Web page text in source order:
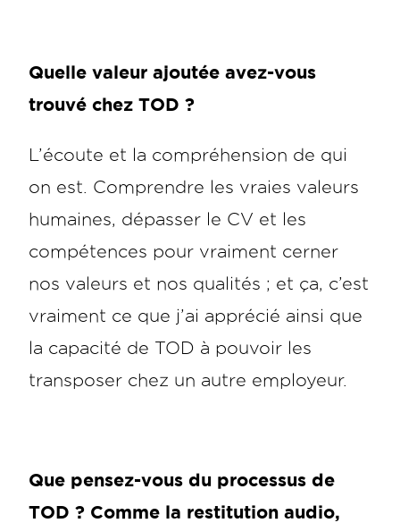
Quelle valeur ajoutée avez-vous
trouvé chez TOD ?
L’écoute et la compréhension de qui
on est. Comprendre les vraies valeurs
humaines, dépasser le CV et les
compétences pour vraiment cerner
nos valeurs et nos qualités ; et ça, c’est
vraiment ce que j’ai apprécié ainsi que
la capacité de TOD à pouvoir les
transposer chez un autre employeur.
Que pensez-vous du processus de
TOD ? Comme la restitution audio,